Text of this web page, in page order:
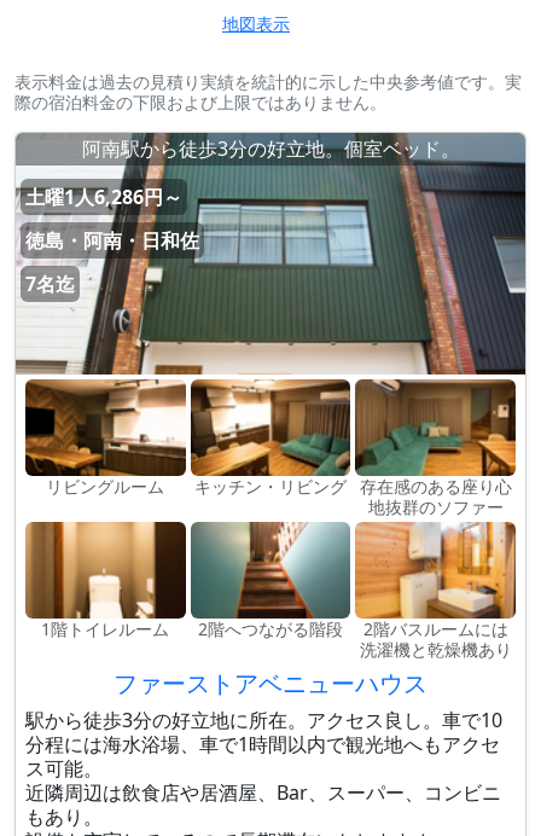
地図表示
表示料金は過去の見積り実績を統計的に示した中央参考値です。実
際の宿泊料金の下限および上限ではありません。
阿南駅から徒歩3分の好立地。個室ベッド。
土曜1人6,286円～
徳島・阿南・日和佐
7名迄
リビングルーム キッチン・リビング 存在感のある座り心
地抜群のソファー
1階トイレルーム 2階へつながる階段
2階バスルームには
洗濯機と乾燥機あり
ファーストアベニューハウス
駅から徒歩3分の好立地に所在。アクセス良し。車で10
分程には海水浴場、車で1時間以内で観光地へもアクセ
ス可能。
近隣周辺は飲食店や居酒屋、Bar、スーパー、コンビニ
もあり。